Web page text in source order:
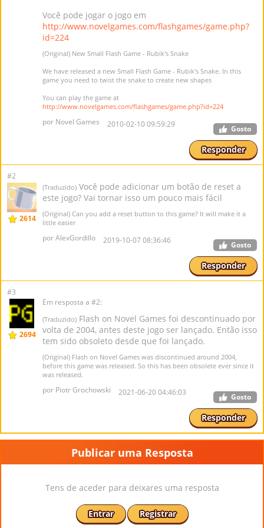
Você pode jogar o jogo em
http://www.novelgames.com/flashgames/game.php?
id=224
(Original) New Small Flash Game - Rubik's Snake
We have released a new Small Flash Game - Rubik's Snake. In this
game you need to twist the snake to create new shapes
You can play the game at
http://www.novelgames.com/flashgames/game.php?id=224
por Novel Games 2010-02-10 09:59:29 Gosto
Responder
#2
2614
(Traduzido) Você pode adicionar um botão de reset a
este jogo? Vai tornar isso um pouco mais fácil
(Original) Can you add a reset button to this game? It will make it a
little easier
por AlexGordillo 2019-10-07 08:36:46 Gosto
Responder
#3
2694
Em resposta a #2:
(Traduzido) Flash on Novel Games foi descontinuado por
volta de 2004, antes deste jogo ser lançado. Então isso
tem sido obsoleto desde que foi lançado.
(Original) Flash on Novel Games was discontinued around 2004,
before this game was released. So this has been obsolete ever since it
was released.
por Piotr Grochowski 2021-06-20 04:46:03 Gosto
Responder
Publicar uma Resposta
Tens de aceder para deixares uma resposta
Entrar Registrar